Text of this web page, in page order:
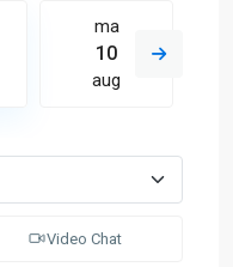
ma
10
aug
Video Chat